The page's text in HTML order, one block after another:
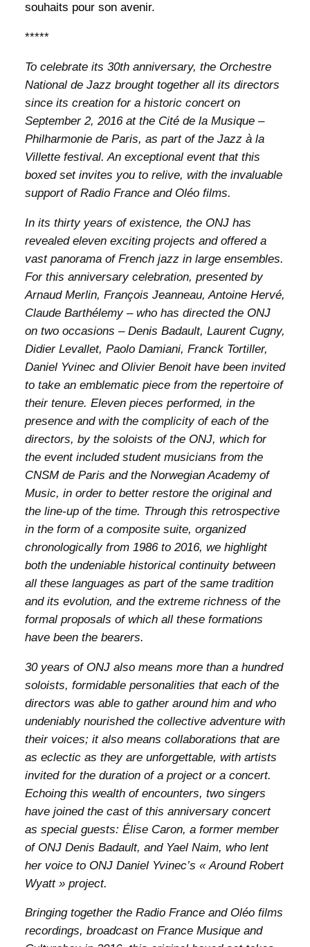
souhaits pour son avenir.
*****
To celebrate its 30th anniversary, the Orchestre
National de Jazz brought together all its directors
since its creation for a historic concert on
September 2, 2016 at the Cité de la Musique –
Philharmonie de Paris, as part of the Jazz à la
Villette festival. An exceptional event that this
boxed set invites you to relive, with the invaluable
support of Radio France and Oléo films.
In its thirty years of existence, the ONJ has
revealed eleven exciting projects and offered a
vast panorama of French jazz in large ensembles.
For this anniversary celebration, presented by
Arnaud Merlin, François Jeanneau, Antoine Hervé,
Claude Barthélemy – who has directed the ONJ
on two occasions – Denis Badault, Laurent Cugny,
Didier Levallet, Paolo Damiani, Franck Tortiller,
Daniel Yvinec and Olivier Benoit have been invited
to take an emblematic piece from the repertoire of
their tenure. Eleven pieces performed, in the
presence and with the complicity of each of the
directors, by the soloists of the ONJ, which for
the event included student musicians from the
CNSM de Paris and the Norwegian Academy of
Music, in order to better restore the original and
the line-up of the time. Through this retrospective
in the form of a composite suite, organized
chronologically from 1986 to 2016, we highlight
both the undeniable historical continuity between
all these languages as part of the same tradition
and its evolution, and the extreme richness of the
formal proposals of which all these formations
have been the bearers.
30 years of ONJ also means more than a hundred
soloists, formidable personalities that each of the
directors was able to gather around him and who
undeniably nourished the collective adventure with
their voices; it also means collaborations that are
as eclectic as they are unforgettable, with artists
invited for the duration of a project or a concert.
Echoing this wealth of encounters, two singers
have joined the cast of this anniversary concert
as special guests: Élise Caron, a former member
of ONJ Denis Badault, and Yael Naim, who lent
her voice to ONJ Daniel Yvinec’s « Around Robert
Wyatt » project.
Bringing together the Radio France and Oléo films
recordings, broadcast on France Musique and